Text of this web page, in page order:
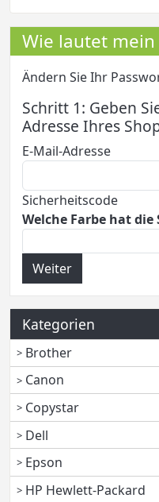
Wie lautet mein
Ändern Sie Ihr
Schritt 1: Geben
Adresse Ihres
E-Mail-Adresse
Sicherheitscode
Welche Farbe hat die
Weiter
Kategorien
Brother
Canon
Copystar
Dell
Epson
HP Hewlett-Packard